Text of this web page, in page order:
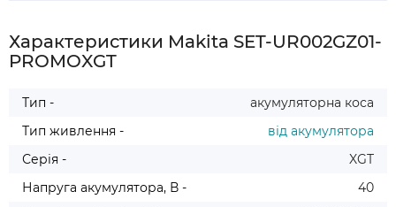
Характеристики Makita SET-UR002GZ01-
PROMOXGT
Тип -
акумуляторна коса
Тип живлення -
від акумулятора
Серія -
XGT
Напруга акумулятора, В -
40